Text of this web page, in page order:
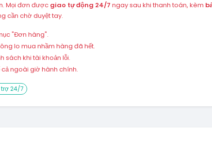
Mọi đơn được giao tự động 24/7 ngay sau khi thanh toán, kèm
cần chờ duyệt tay.
"Đơn hàng".
lo mua nhầm hàng đã hết.
sách khi tài khoản lỗi.
ngoài giờ hành chính.
24/7